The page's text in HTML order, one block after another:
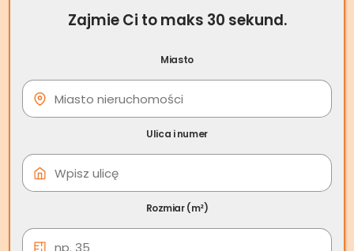
06 czeSkup nieruchomości
Kamień Pomorski
Zajmie Ci to maks 30 sekund.
Miasto
Ulica i numer
Rozmiar (m²)